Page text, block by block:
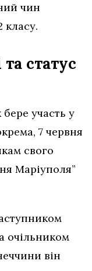
чин
класу.
статус
участь у
7 червня
свого
Маріуполя”
очільником
він